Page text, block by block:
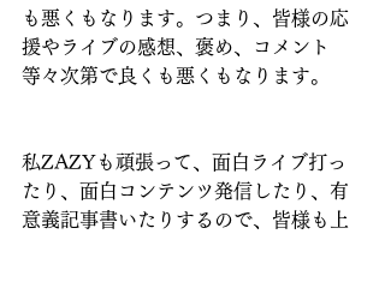
も悪くもなります。つまり、皆様の応
援やライブの感想、褒め、コメント
等々次第で良くも悪くもなります。
私ZAZYも頑張って、面白ライブ打っ
たり、面白コンテンツ発信したり、有
意義記事書いたりするので、皆様も上